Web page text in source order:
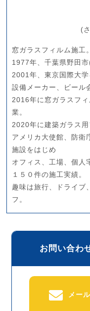
(
窓ガラスフィルム施工。
1977年、千葉県野田
2001年、東京国際大学
設備メーカー、ビール
2016年に窓ガラスフ
業。
2020年に建築ガラス用
アメリカ大使館、防衛
施設をはじめ
オフィス、工場、個人
１５０件の施工実績。
趣味は旅行、ドライブ
フ。
お問い合わ
メー